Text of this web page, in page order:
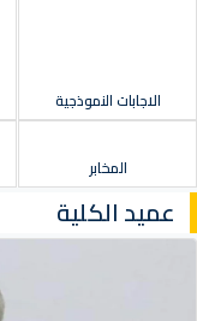
الاجابات النموذجية
المخابر
عميد الكلية